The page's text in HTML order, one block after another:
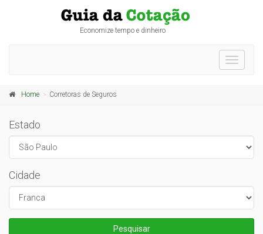
Economize tempo e dinheiro
Toggle
Home Corretoras de Seguros
Estado
Cidade
Pesquisar